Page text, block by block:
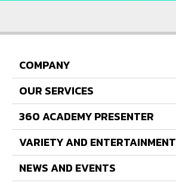
COMPANY
OUR SERVICES
360 ACADEMY PRESENTER
VARIETY AND ENTERTAINMENT
NEWS AND EVENTS